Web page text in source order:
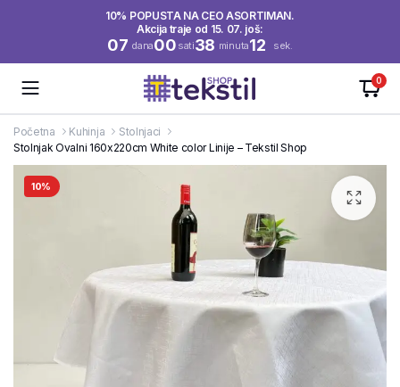
10% POPUSTA NA CEO ASORTIMAN.
Akcija traje od 15. 07. još:
07 dana00 sati38 minuta11 sek.
0
Početna Kuhinja
Stolnjaci
Stolnjak Ovalni 160x220cm White color Linije – Tekstil Shop
10%